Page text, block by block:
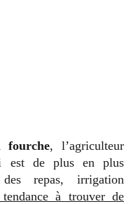
fourche, l’agriculteur
est de plus en plus
des repas, irrigation
à trouver de